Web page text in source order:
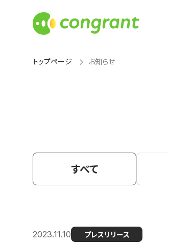
トップページ お知らせ
すべて
2023.11.10 プレスリリース